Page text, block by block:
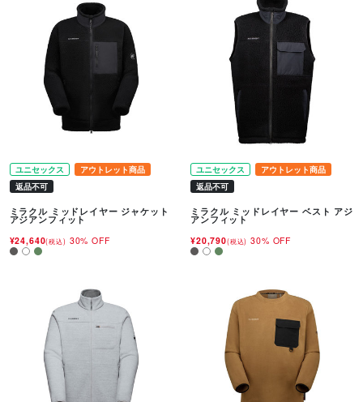
ユニセックス
アウトレット商品
返品不可
ミラクル ミッドレイヤー ジャケット
アジアンフィット
¥24,640(税込) 30% OFF
ユニセックス
アウトレット商品
返品不可
ミラクル ミッドレイヤー ベスト アジ
アンフィット
¥20,790(税込) 30% OFF